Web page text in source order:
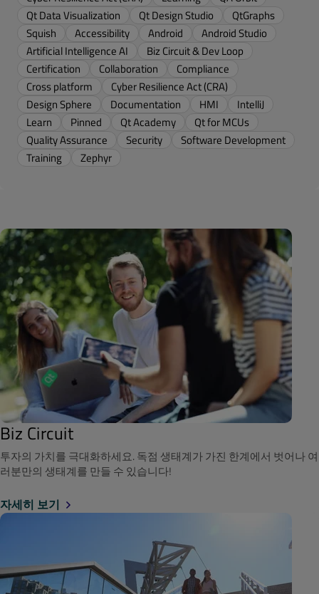
Qt Data Visualization
Qt Design Studio
QtGraphs
Squish
Accessibility Android
Android Studio
Artificial Intelligence AI
Biz Circuit & Dev Loop
Certification
Collaboration
Compliance
Cross platform
Cyber Resilience Act (CRA)
Design Sphere
Documentation HMI
IntelliJ
Learn
Pinned Qt Academy
Qt for MCUs
Quality Assurance
Security
Software Development
Training
Zephyr
Biz Circuit
투자의 가치를 극대화하세요. 독점 생태계가 가진 한계에서 벗어나 여
러분만의 생태계를 만들 수 있습니다!
자세히 보기